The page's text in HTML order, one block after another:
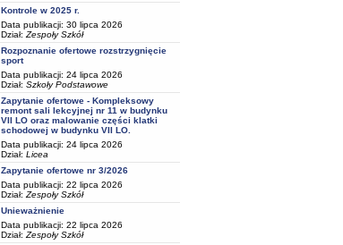
Kontrole w 2025 r.
Data publikacji: 30 lipca 2026
Dział: Zespoły Szkół
Rozpoznanie ofertowe rozstrzygnięcie
sport
Data publikacji: 24 lipca 2026
Dział: Szkoły Podstawowe
Zapytanie ofertowe - Kompleksowy
remont sali lekcyjnej nr 11 w budynku
VII LO oraz malowanie części klatki
schodowej w budynku VII LO.
Data publikacji: 24 lipca 2026
Dział: Licea
Zapytanie ofertowe nr 3/2026
Data publikacji: 22 lipca 2026
Dział: Zespoły Szkół
Unieważnienie
Data publikacji: 22 lipca 2026
Dział: Zespoły Szkół